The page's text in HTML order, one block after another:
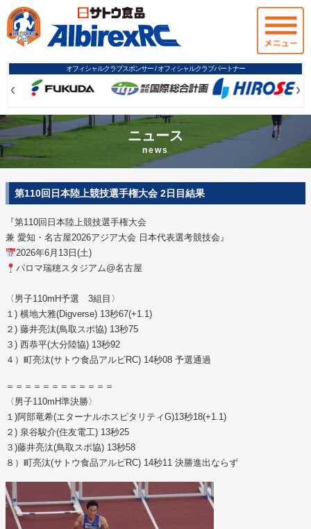
オフィシャルクラブスポンサー / オフィシャルクラブパートナー
Prev
Prev
ニュース
news
第110回日本陸上競技選手権大会 2日目結果
『第110回日本陸上競技選手権大会
兼 愛知・名古屋2026アジア大会 日本代表選考競技会』
2026年6月13日(土)
パロマ瑞穂スタジアム@名古屋
〈男子110mH予選 3組目〉
１) 横地大雅(Digverse) 13秒67(+1.1)
２) 藤井亮汰(鳥取スポ協) 13秒75
３) 西恭平(大分陸協) 13秒92
４）町亮汰(サトウ食品アルビRC) 14秒08 予選通過
＝＝＝＝＝＝＝＝＝＝＝＝
〈男子110mH準決勝〉
１)阿部竜希(エターナルホスピタリティG)13秒18(+1.1)
２) 泉谷駿介(住友電工) 13秒25
３)藤井亮汰(鳥取スポ協) 13秒58
８）町亮汰(サトウ食品アルビRC) 14秒11 決勝進出ならず